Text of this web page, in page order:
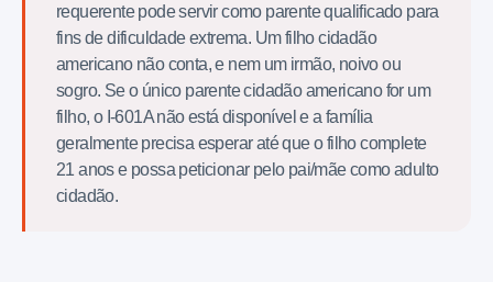
requerente pode servir como parente qualificado para
fins de dificuldade extrema. Um filho cidadão
americano não conta, e nem um irmão, noivo ou
sogro. Se o único parente cidadão americano for um
filho, o I-601A não está disponível e a família
geralmente precisa esperar até que o filho complete
21 anos e possa peticionar pelo pai/mãe como adulto
cidadão.